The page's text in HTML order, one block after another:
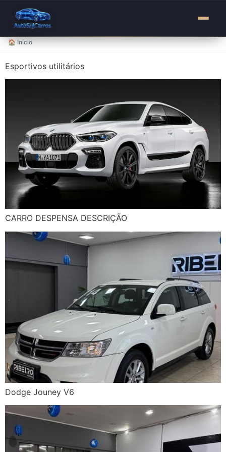
🏠 Início
conteúdo
Esportivos utilitários
CARRO DESPENSA DESCRIÇÃO
Dodge Jouney V6